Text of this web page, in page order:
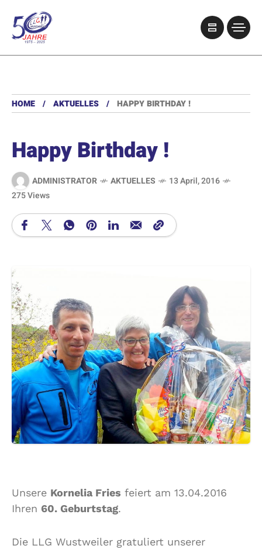
HOME AKTUELLES HAPPY BIRTHDAY !
Happy Birthday !
ADMINISTRATOR AKTUELLES
13 April, 2016
275 Views
Unsere Kornelia Fries feiert am 13.04.2016
Ihren 60. Geburtstag.
Die LLG Wustweiler gratuliert unserer